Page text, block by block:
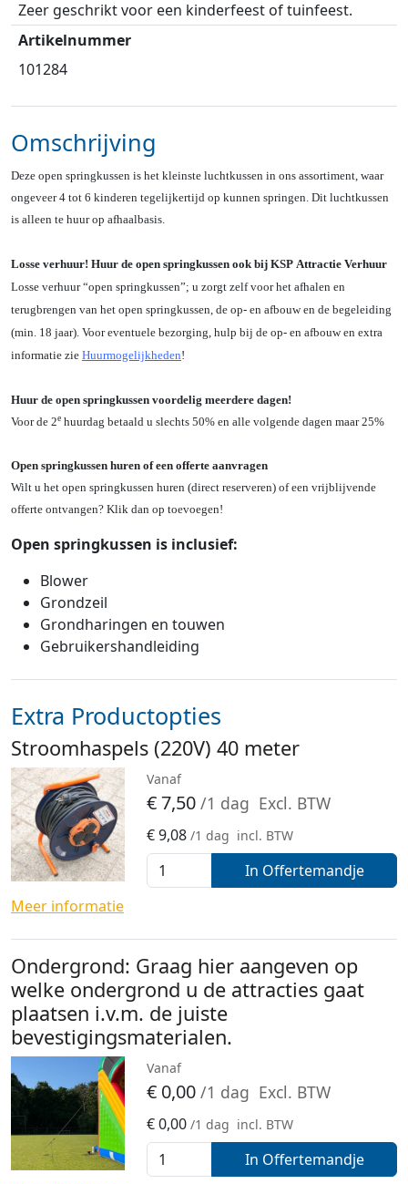
Zeer geschrikt voor een kinderfeest of tuinfeest.
Artikelnummer
101284
Omschrijving
Deze open springkussen is het kleinste luchtkussen in ons assortiment, waar
ongeveer 4 tot 6 kinderen tegelijkertijd op kunnen springen. Dit luchtkussen
is alleen te huur op afhaalbasis.
Losse verhuur! Huur de open springkussen ook bij KSP Attractie Verhuur
Losse verhuur “open springkussen”; u zorgt zelf voor het afhalen en
terugbrengen van het open springkussen, de op- en afbouw en de begeleiding
(min. 18 jaar). Voor eventuele bezorging, hulp bij de op- en afbouw en extra
informatie zie Huurmogelijkheden!
Huur de open springkussen voordelig meerdere dagen!
Voor de 2e huurdag betaald u slechts 50% en alle volgende dagen maar 25%
Open springkussen huren of een offerte aanvragen
Wilt u het open springkussen huren (direct reserveren) of een vrijblijvende
offerte ontvangen? Klik dan op toevoegen!
Open springkussen is inclusief:
Blower
Grondzeil
Grondharingen en touwen
Gebruikershandleiding
Extra Productopties
Stroomhaspels (220V) 40 meter
Vanaf
€7,50 /1 dag Excl. BTW
€9,08 /1 dag incl. BTW
In Offertemandje
Meer informatie
Ondergrond: Graag hier aangeven op
welke ondergrond u de attracties gaat
plaatsen i.v.m. de juiste
bevestigingsmaterialen.
Vanaf
€ 0,00 /1 dag Excl. BTW
€0,00 /1 dag incl. BTW
In Offertemandje